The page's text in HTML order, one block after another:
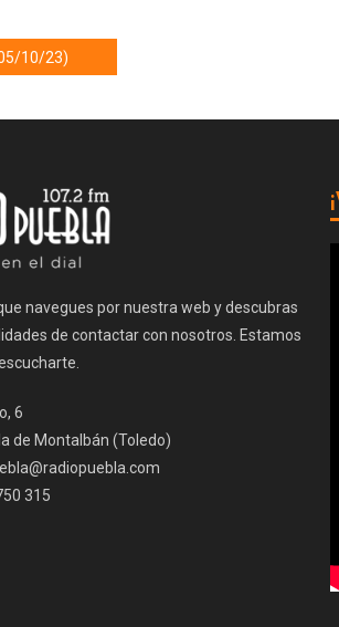
10/23)
navegues por nuestra web y descubras
de contactar con nosotros. Estamos
6
de Montalbán (Toledo)
315